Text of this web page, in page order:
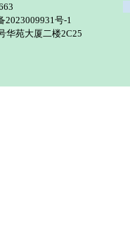
2023009931号-1
华苑大厦二楼2C25